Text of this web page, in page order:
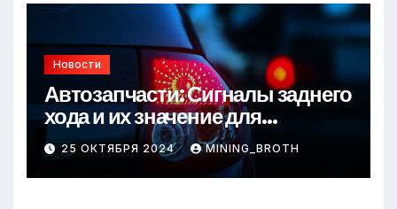
Новости
Автозапчасти: Сигналы заднего
хода и их значение для
безопасности на дороге
25 ОКТЯБРЯ 2024 MINING_BROTH